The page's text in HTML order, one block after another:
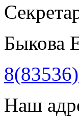
Быкова
Наш